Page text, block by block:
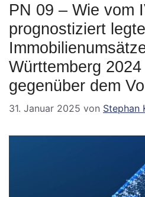
PN 09 – Wie vom
prognostiziert
Württemberg
gegenüber dem
31. Januar 2025 von Stephan